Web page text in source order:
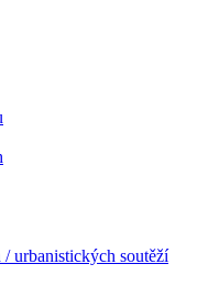
urbanistických soutěží